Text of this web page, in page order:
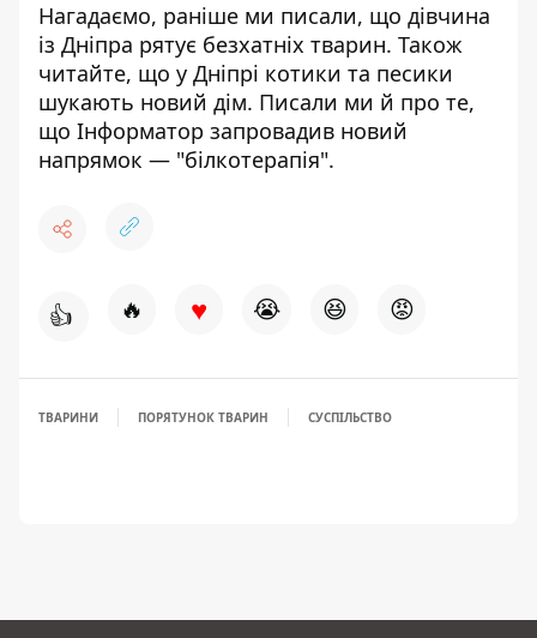
Нагадаємо, раніше ми писали, що дівчина
із Дніпра рятує безхатніх тварин. Також
читайте, що у Дніпрі котики та песики
шукають новий дім. Писали ми й про те,
що Інформатор запровадив новий
напрямок — "білкотерапія".
👍 🔥 ♥ 😭 😆 😡
ТВАРИНИ ПОРЯТУНОК ТВАРИН СУСПІЛЬСТВО